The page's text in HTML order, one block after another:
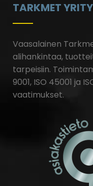
TARKMET
Vaasalainen
alihankintaa,
tarpeisiin.
9001, ISO 45001 ja
vaatimukset.